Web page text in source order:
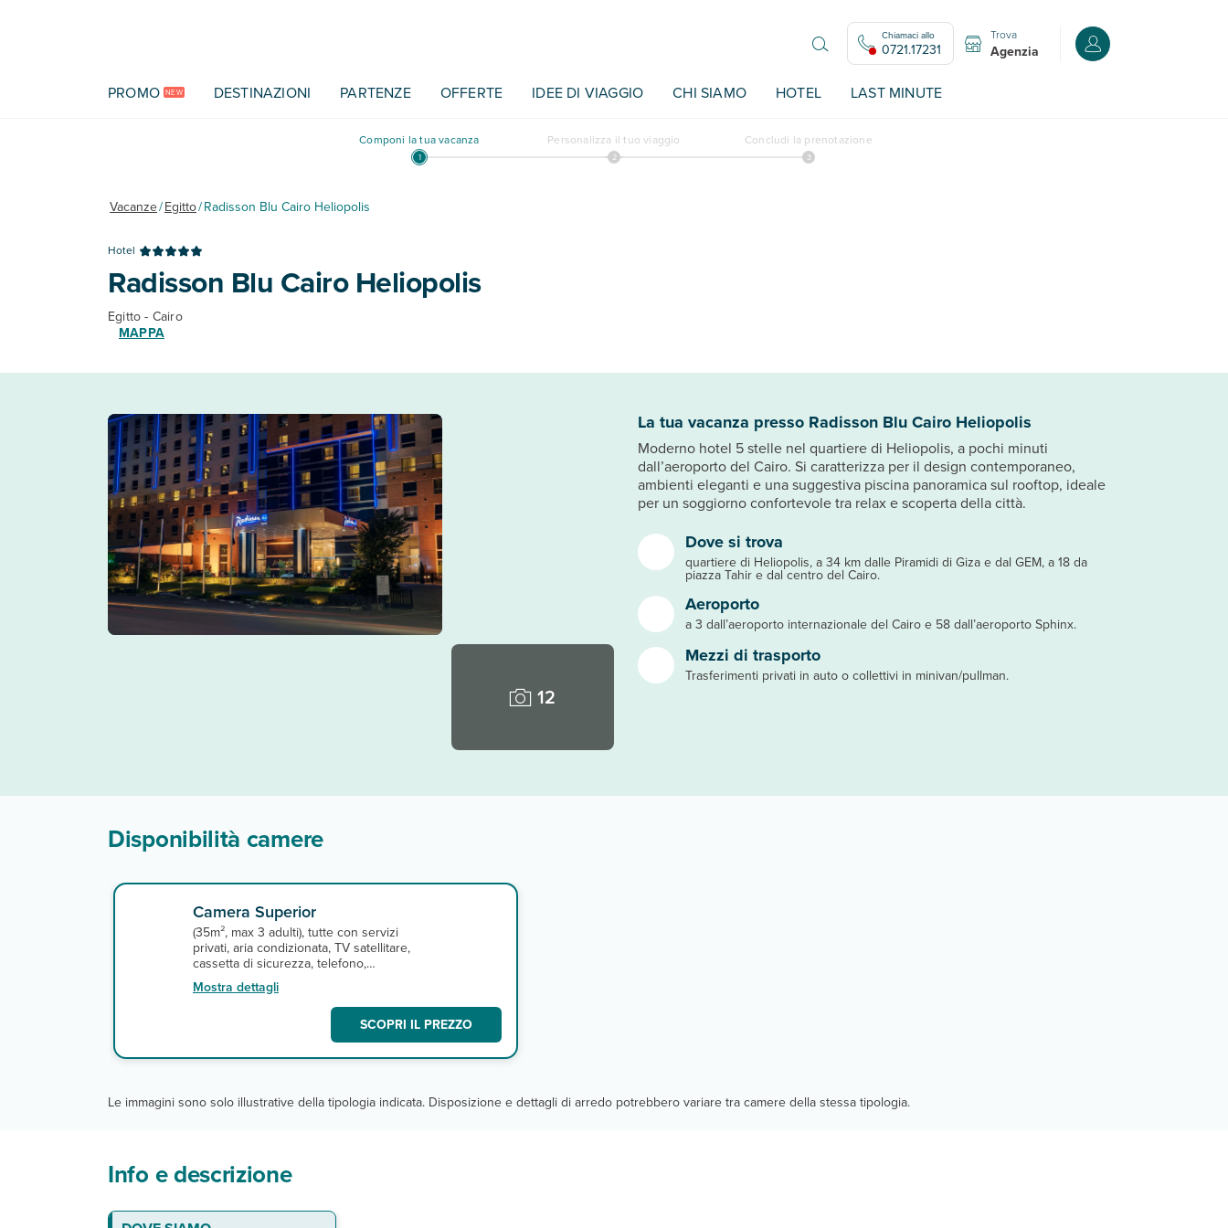
Chiamaci allo
0721.17231
Trova
Agenzia Accedi o registrati
PROMO NEW DESTINAZIONI PARTENZE OFFERTE IDEE DI VIAGGIO CHI SIAMO HOTEL LAST MINUTE
Componi la tua vacanza Personalizza il tuo viaggio Concludi la prenotazione
Vacanze/Egitto/Radisson Blu Cairo Heliopolis
Hotel
Radisson Blu Cairo Heliopolis
Egitto - Cairo
MAPPA
12
Dove si trova
quartiere di Heliopolis, a 34 km dalle Piramidi di Giza e dal GEM, a 18 da
piazza Tahir e dal centro del Cairo.
Aeroporto
a 3 dall’aeroporto internazionale del Cairo e 58 dall’aeroporto Sphinx.
Mezzi di trasporto
Trasferimenti privati in auto o collettivi in minivan/pullman.
La tua vacanza presso Radisson Blu Cairo Heliopolis
Moderno hotel 5 stelle nel quartiere di Heliopolis, a pochi minuti
dall’aeroporto del Cairo. Si caratterizza per il design contemporaneo,
ambienti eleganti e una suggestiva piscina panoramica sul rooftop, ideale
per un soggiorno confortevole tra relax e scoperta della città.
Disponibilità camere
Camera Superior
(35m², max 3 adulti), tutte con servizi
privati, aria condizionata, TV satellitare,
cassetta di sicurezza, telefono,
asciugacapelli e connessione Wi-Fi
gratuita. A pagamento, minibar, servizio
Mostra dettagli
SCOPRI IL PREZZO
Le immagini sono solo illustrative della tipologia indicata. Disposizione e dettagli di arredo potrebbero variare tra camere della stessa tipologia.
Info e descrizione
Le camere
Ristoranti e bar
Servizi
Sport
N.B.:
ESPERIENZE
GIZA E PIRAMIDI (mezza giornata)
GRANDE MUSEO EGIZIO - GEM (mezza giornata)
CITTADELLA DEL SALADINO (mezza giornata)
Escursioni